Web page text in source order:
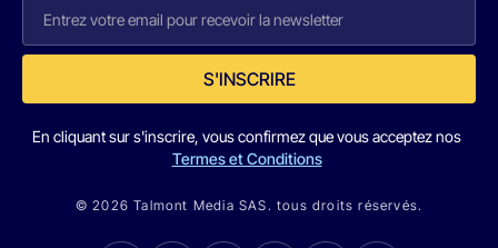
S'INSCRIRE
En cliquant sur s'inscrire, vous confirmez que vous acceptez nos
Termes et Conditions
© 2026 Talmont Media SAS. tous droits réservés.